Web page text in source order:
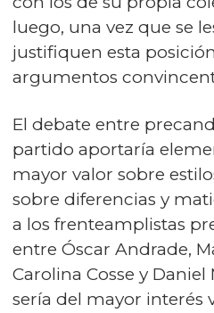
luego, una vez que se
justifiquen esta
argumentos
El debate entre
partido aportaría
mayor valor sobre
sobre diferencias y
a los frenteamplistas
entre Óscar Andrade,
Carolina Cosse y
sería del mayor interés